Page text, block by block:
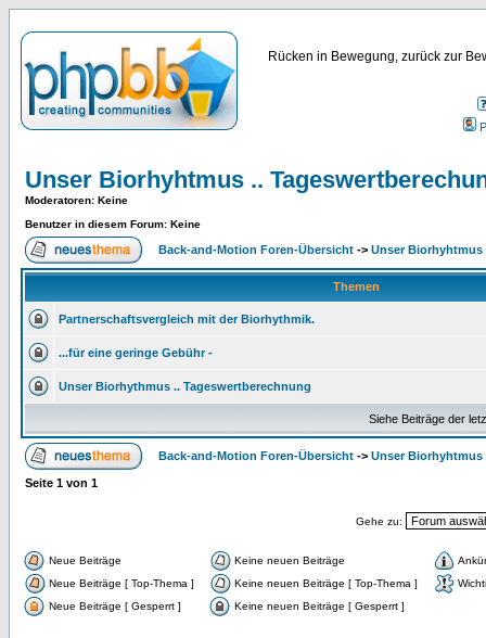
Rücken in Bewegung, zurück zur
Unser Biorhyhtmus ..
Moderatoren: Keine
Benutzer in diesem Forum: Keine
Back-and-Motion Foren-Übersicht -> Unser Biorhyhtmus
Themen
Partnerschaftsvergleich mit der Biorhythmik.
...für eine geringe Gebühr -
Unser Biorhythmus .. Tageswertberechnung
Siehe Beiträge der
Back-and-Motion Foren-Übersicht -> Unser Biorhyhtmus
Seite 1 von 1
Gehe zu:
Neue Beiträge Keine neuen Beiträge
Neue Beiträge [ Top-Thema ]
Keine neuen Beiträge [ Top-Thema ]
Neue Beiträge [ Gesperrt ]
Keine neuen Beiträge [ Gesperrt ]